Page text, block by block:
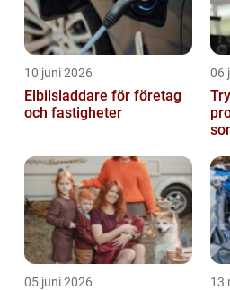
10 juni 2026
Elbilsladdare för företag
och fastigheter
06
05 juni 2026 13